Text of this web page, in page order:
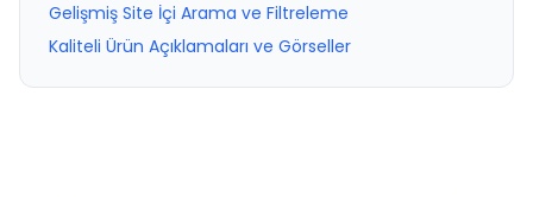
Gelişmiş Site İçi Arama ve Filtreleme
Kaliteli Ürün Açıklamaları ve Görseller